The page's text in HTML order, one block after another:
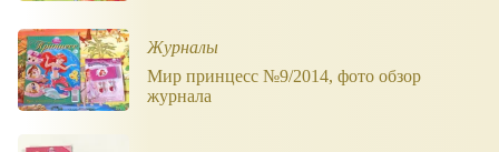
Журналы
Мир принцесс №9/2014, фото обзор
журнала